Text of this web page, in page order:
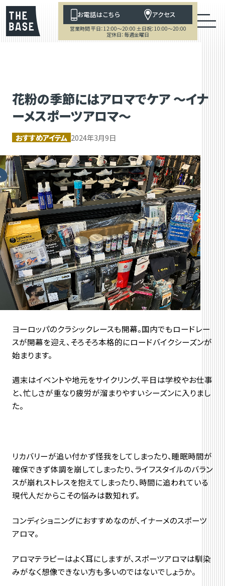
お電話はこちら アクセス
営業時間 平日：12:00～20:00 土日祝：10:00～20:00
定休日：毎週金曜日
花粉の季節にはアロマでケア ～イナ
ーメスポーツアロマ～
おすすめアイテム 2024年3月9日
ヨーロッパのクラシックレースも開幕。国内でもロードレー
スが開幕を迎え、そろそろ本格的にロードバイクシーズンが
始まります。
週末はイベントや地元をサイクリング、平日は学校やお仕事
と、忙しさが重なり疲労が溜まりやすいシーズンに入りまし
た。
リカバリーが追い付かず怪我をしてしまったり、睡眠時間が
確保できず体調を崩してしまったり、ライフスタイルのバラン
スが崩れストレスを抱えてしまったり、時間に追われている
現代人だからこその悩みは数知れず。
コンディショニングにおすすめなのが、イナーメのスポーツ
アロマ。
アロマテラピーはよく耳にしますが、スポーツアロマは馴染
みがなく想像できない方も多いのではないでしょうか。